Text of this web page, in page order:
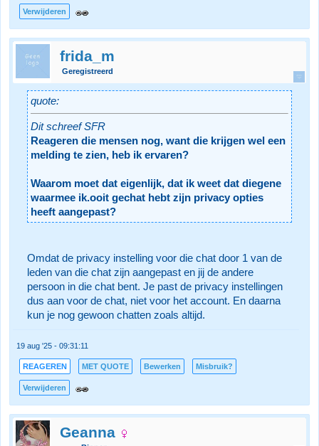
Verwijderen
frida_m
Geregistreerd
quote:
Dit schreef SFR
Reageren die mensen nog, want die krijgen wel een
melding te zien, heb ik ervaren?
Waarom moet dat eigenlijk, dat ik weet dat diegene
waarmee ik.ooit gechat hebt zijn privacy opties
heeft aangepast?
Omdat de privacy instelling voor die chat door 1 van de
leden van die chat zijn aangepast en jij de andere
persoon in die chat bent. Je past de privacy instellingen
dus aan voor de chat, niet voor het account. En daarna
kun je nog gewoon chatten zoals altijd.
19 aug '25 - 09:31:11
REAGEREN MET QUOTE Bewerken Misbruik?
Verwijderen
Geanna